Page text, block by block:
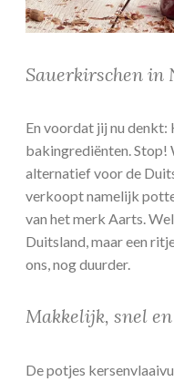
Sauerkirschen in
En voordat jij nu denkt:
bakingrediënten. Stop!
alternatief voor de
verkoopt namelijk
van het merk Aarts.
Duitsland, maar een
ons, nog duurder.
Makkelijk, snel
De potjes